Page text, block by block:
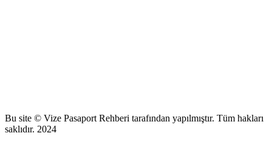
Bu site © Vize Pasaport Rehberi tarafından yapılmıştır. Tüm hakları
saklıdır. 2024